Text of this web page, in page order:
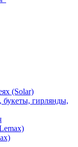
(Solar)
букеты, гирлянды,